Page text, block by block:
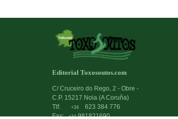
Editorial Toxosoutos.com
C/ Cruceiro do Rego, 2 - Obre -
C.P. 15217 Noia (A Coruña)
Tlf:
+34
623 384 776
Fax:+34981821690